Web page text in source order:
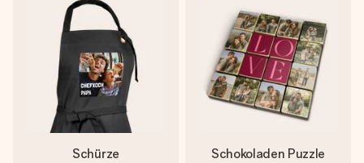
Schürze Schokoladen Puzzle